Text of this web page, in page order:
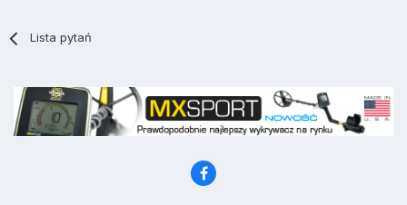
Lista pytań